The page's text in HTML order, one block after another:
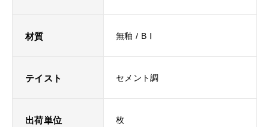
材質 無釉 / BⅠ
テイスト セメント調
出荷単位 枚